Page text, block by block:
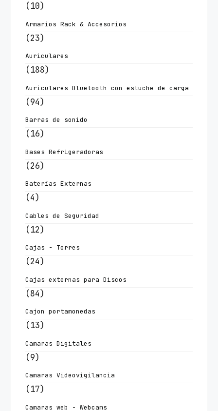
(10)
Armarios Rack & Accesorios
(23)
Auriculares
(188)
Auriculares Bluetooth con estuche de carga
(94)
Barras de sonido
(16)
Bases Refrigeradoras
(26)
Baterías Externas
(4)
Cables de Seguridad
(12)
Cajas - Torres
(24)
Cajas externas para Discos
(84)
Cajon portamonedas
(13)
Camaras Digitales
(9)
Camaras Videovigilancia
(17)
Camaras web - Webcams